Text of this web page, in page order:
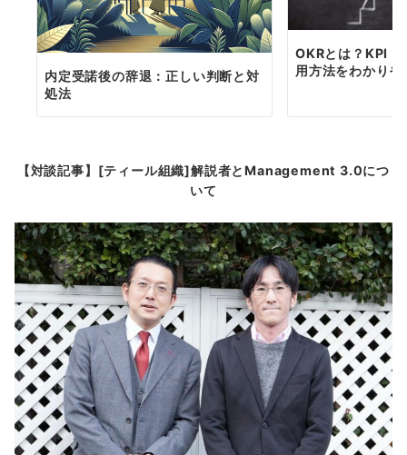
内定受諾後の辞退：正しい判断と対
処法
OKRとは？KPI・
用方法をわかりや
【対談記事】[ティール組織]解説者とManagement 3.0につ
いて